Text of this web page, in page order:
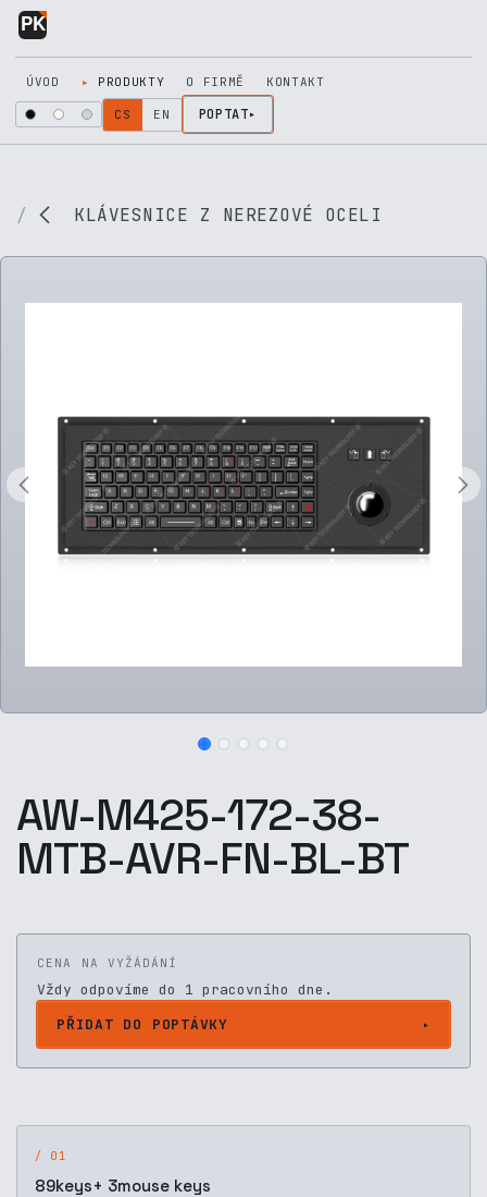
Přejít na obsah
ÚVOD PRODUKTY O FIRMĚ KONTAKT
CS EN POPTAT
KLÁVESNICE Z NEREZOVÉ OCELI
AW-M425-172-38-
MTB-AVR-FN-BL-BT
CENA NA VYŽÁDÁNÍ
Vždy odpovíme do 1 pracovního dne.
PŘIDAT DO POPTÁVKY
/ 01
89keys+ 3mouse keys